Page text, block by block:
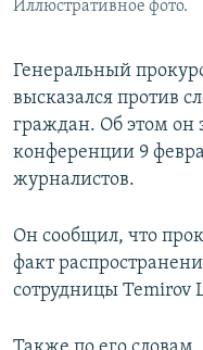
Иллюстративное фото.
Генеральный
высказался против
граждан. Об этом он
конференции 9
журналистов.
Он сообщил, что
факт
сотрудницы Temirov